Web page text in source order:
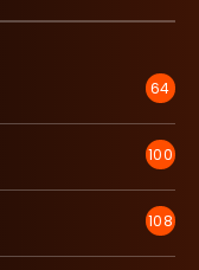
64
100
108